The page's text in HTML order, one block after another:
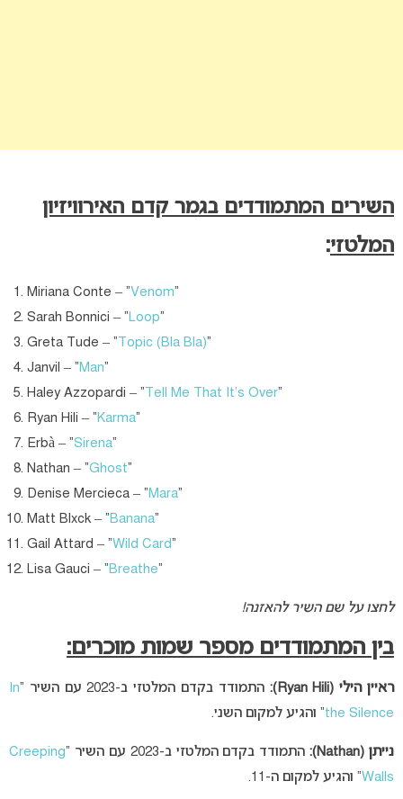
השירים המתמודדים בגמר קדם האירוויזיון
המלטזי:
Miriana Conte – “Venom“
Sarah Bonnici – “Loop“
Greta Tude – “Topic (Bla Bla)“
Janvil – “Man“
Haley Azzopardi – “Tell Me That It’s Over“
Ryan Hili – “Karma“
Erbà – “Sirena“
Nathan – “Ghost“
Denise Mercieca – “Mara“
Matt Blxck – “Banana“
Gail Attard – “Wild Card“
Lisa Gauci – “Breathe“
לחצו על שם השיר להאזנה!
בין המתמודדים מספר שמות מוכרים:
ראיין הילי (Ryan Hili): התמודד בקדם המלטזי ב-2023 עם השיר “
In
the Silence” והגיע למקום השני.
נייתן (Nathan): התמודד בקדם המלטזי ב-2023 עם השיר “
Creeping
Walls” והגיע למקום ה-11.